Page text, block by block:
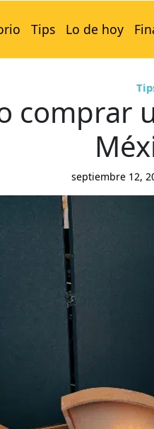
Tips Lo de hoy
comprar
septiembre 12,